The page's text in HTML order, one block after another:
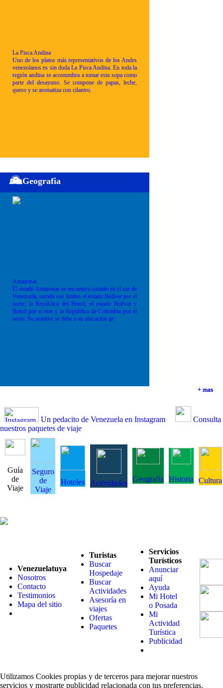
+ mas
+ mas
La Pisca Andina
Uno de los platos más representativos de los Andes
venezolanos es sin duda La Pisca Andina. En toda la
región andina se acostumbra a tomar esta sopa como
parte del desayuno. Se compone de papas, leche,
queso y se aromatiza con cilantro.
+ mas
Geografia
Amazonas
El estado Amazonas se encuentra situado en el sur de
Venezuela, siendo sus límites el estado Bolívar por el
norte; la República del Brasil; el estado Bolívar y
Brasil por el este y la República de Colombia por el
oeste. Su nombre se debe a su ubicación ge
+ mas
Un pedacito de Venezuela en Instagram
Consulta
nuestros paquetes de viaje
Guía
de
Viaje
Seguro
de
Viaje
Hoteles Actividades Geografía Historia Cultura
Venezuelatuya
Nosotros
Contacto
Testimonios
Mapa del sitio
Turistas
Buscar
Hospedaje
Buscar
Actividades
Asesoría en
viajes
Ofertas
Paquetes
Servicios
Turísticos
Anunciar
aquí
Ayuda
Mi Hotel
o Posada
Mi
Actividad
Turística
Publicidad
Utilizamos Cookies propias y de terceros para mejorar nuestros
servicios y mostrarte publicidad relacionada con tus preferencias.